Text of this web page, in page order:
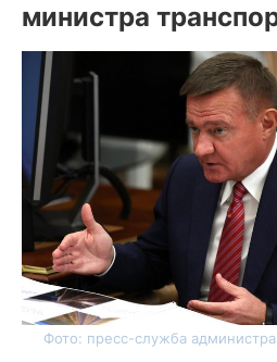
министра
Фото: пресс-служба